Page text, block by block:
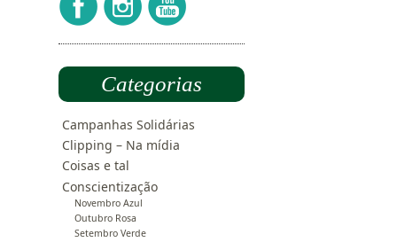
Categorias
Campanhas Solidárias
Clipping – Na mídia
Coisas e tal
Conscientização
Novembro Azul
Outubro Rosa
Setembro Verde